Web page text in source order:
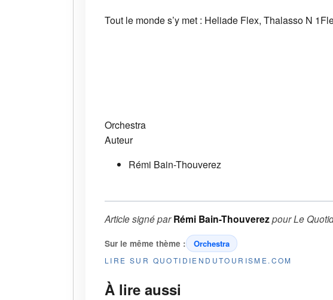
Tout le monde s’y met : Heliade Flex, Thalasso N
Orchestra
Auteur
Rémi Bain-Thouverez
Article signé parRémi Bain-ThouverezpourLe
Sur le même thème : Orchestra
LIRE SUR QUOTIDIENDUTOURISME.COM
À lire aussi